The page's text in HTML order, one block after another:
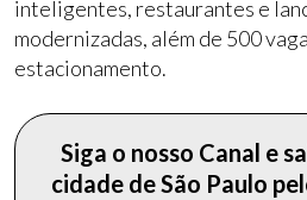
inteligentes, restaurantes e
modernizadas, além de 500
estacionamento.
Siga o nosso Canal e
cidade de São Paulo